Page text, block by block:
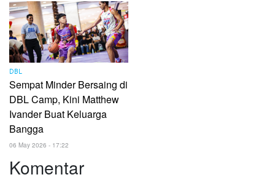
DBL
Sempat Minder Bersaing di
DBL Camp, Kini Matthew
Ivander Buat Keluarga
Bangga
06 May 2026 - 17:22
Komentar